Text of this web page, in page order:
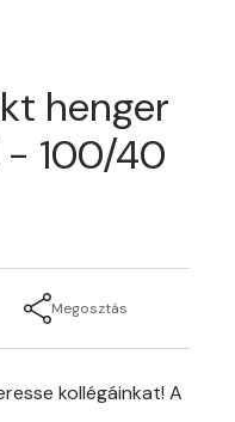
henger
100/40
Megosztás
kollégáinkat! A